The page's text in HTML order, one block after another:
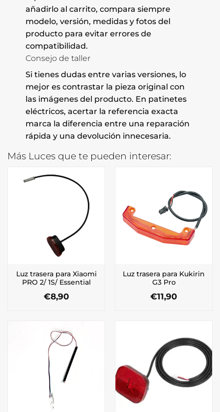
añadirlo al carrito, compara siempre
modelo, versión, medidas y fotos del
producto para evitar errores de
compatibilidad.
Consejo de taller
Si tienes dudas entre varias versiones, lo
mejor es contrastar la pieza original con
las imágenes del producto. En patinetes
eléctricos, acertar la referencia exacta
marca la diferencia entre una reparación
rápida y una devolución innecesaria.
Más Luces que te pueden interesar:
Luz trasera para Xiaomi
PRO 2/ 1S/ Essential
€8,90
Luz trasera para Kukirin
G3 Pro
€11,90